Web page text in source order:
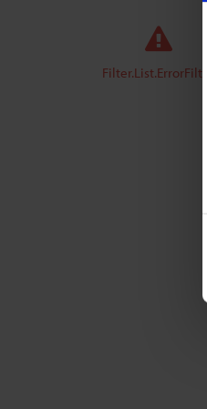
Filter.List.ErrorFilter